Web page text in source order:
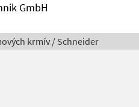
GmbH
krmív / Schneider